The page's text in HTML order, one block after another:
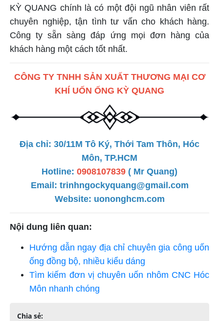
KỲ QUANG chính là có một đội ngũ nhân viên rất
chuyên nghiệp, tận tình tư vấn cho khách hàng.
Công ty sẵn sàng đáp ứng mọi đơn hàng của
khách hàng một cách tốt nhất.
CÔNG TY TNHH SẢN XUẤT THƯƠNG MẠI CƠ
KHÍ UỐN ỐNG KỲ QUANG
Địa chỉ: 30/11M Tô Ký, Thới Tam Thôn, Hóc
Môn, TP.HCM
Hotline: 0908107839 ( Mr Quang)
Email: trinhngockyquang@gmail.com
Website: uononghcm.com
Nội dung liên quan:
Hướng dẫn ngay địa chỉ chuyên gia công uốn
ống đồng bộ, nhiều kiểu dáng
Tìm kiếm đơn vị chuyên uốn nhôm CNC Hóc
Môn nhanh chóng
Chia sẻ: